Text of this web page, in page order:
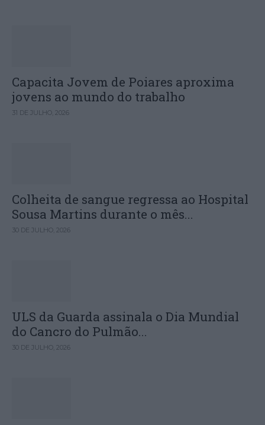
Capacita Jovem de Poiares aproxima
jovens ao mundo do trabalho
31 DE JULHO, 2026
Colheita de sangue regressa ao Hospital
Sousa Martins durante o mês...
30 DE JULHO, 2026
ULS da Guarda assinala o Dia Mundial
do Cancro do Pulmão...
30 DE JULHO, 2026